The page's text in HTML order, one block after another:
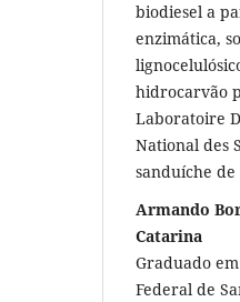
biodiesel a
enzimática,
hidrocarvão
Laboratoire
National des
sanduíche de
Armando
Catarina
Graduado
Federal de